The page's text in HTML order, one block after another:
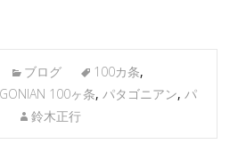
ブログ 100カ条,
100ヶ条, パタゴニアン, パ
鈴木正行